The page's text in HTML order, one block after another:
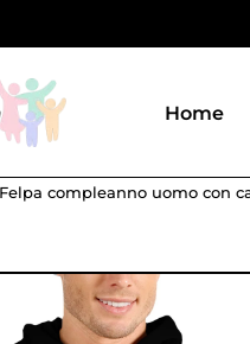
Home
Felpa compleanno uomo con